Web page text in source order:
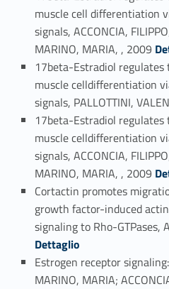
muscle cell differentiation
signals, ACCONCIA,
MARINO, MARIA, , 2009 Link identifier #identifier_person_137621-77
17beta-Estradiol
muscle celldifferentiation
signals, PALLOTTINI,
17beta-Estradiol
muscle celldifferentiation
signals, ACCONCIA,
MARINO, MARIA, , 2009 Link identifier #identifier_person_79428-79
Cortactin promotes
growth factor-induced
signaling to Rho-GTPases,
Dettaglio
Estrogen receptor
MARINO, MARIA;